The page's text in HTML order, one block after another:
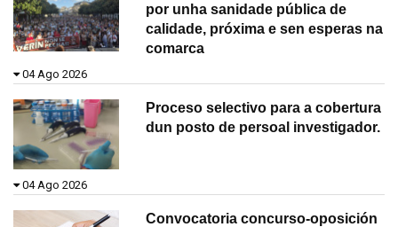
por unha sanidade pública de
calidade, próxima e sen esperas na
comarca
04 Ago 2026
Proceso selectivo para a cobertura
dun posto de persoal investigador.
04 Ago 2026
Convocatoria concurso-oposición